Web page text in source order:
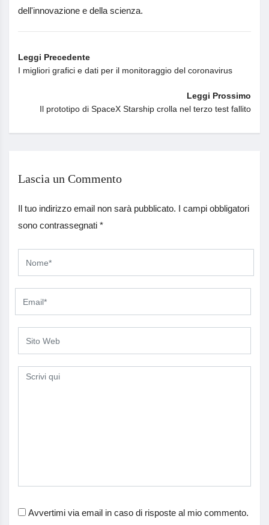
dell'innovazione e della scienza.
Leggi Precedente
I migliori grafici e dati per il monitoraggio del coronavirus
Leggi Prossimo
Il prototipo di SpaceX Starship crolla nel terzo test fallito
Lascia un Commento
Il tuo indirizzo email non sarà pubblicato. I campi obbligatori
sono contrassegnati *
Avvertimi via email in caso di risposte al mio commento.